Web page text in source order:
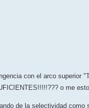
con el arco superior
o me
de la selectividad como